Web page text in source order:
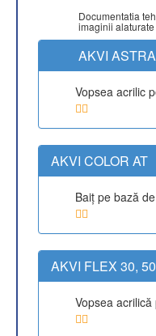
Documentatia
imaginii
AKVI
Vopsea acrilic
AKVI COLOR AT
Baiţ pe bază
AKVI FLEX 30, 50
Vopsea